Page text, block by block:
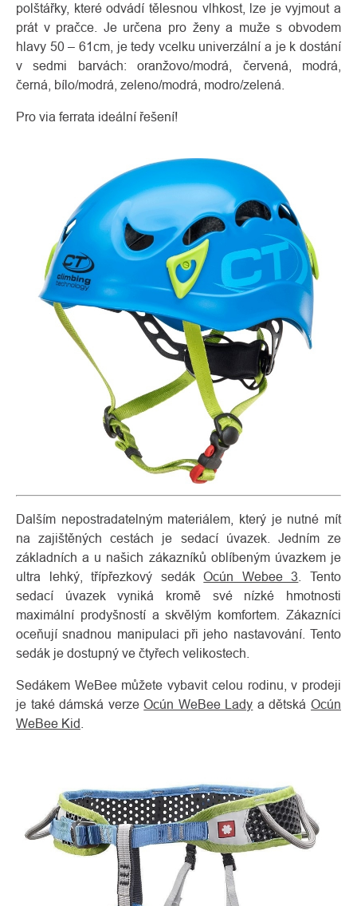
polštářky, které odvádí tělesnou vlhkost, lze je vyjmout a
prát v pračce. Je určena pro ženy a muže s obvodem
hlavy 50 – 61cm, je tedy vcelku univerzální a je k dostání
v sedmi barvách: oranžovo/modrá, červená, modrá,
černá, bílo/modrá, zeleno/modrá, modro/zelená.
Pro via ferrata ideální řešení!
Dalším nepostradatelným materiálem, který je nutné mít
na zajištěných cestách je sedací úvazek. Jedním ze
základních a u našich zákazníků oblíbeným úvazkem je
ultra lehký, třípřezkový sedákOcún Webee 3 . Tento
sedací úvazek vyniká kromě své nízké hmotnosti
maximální prodyšností a skvělým komfortem. Zákazníci
oceňují snadnou manipulaci při jeho nastavování. Tento
sedák je dostupný ve čtyřech velikostech.
Sedákem WeBee můžete vybavit celou rodinu, v prodeji
je také dámská verzeOcún WeBee Lady a dětskáOcún
WeBee Kid